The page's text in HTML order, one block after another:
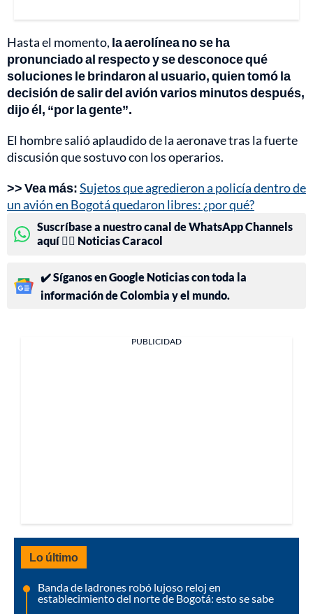
Hasta el momento, la aerolínea no se ha
pronunciado al respecto y se desconoce qué
soluciones le brindaron al usuario, quien tomó la
decisión de salir del avión varios minutos después,
dijo él, “por la gente”.
El hombre salió aplaudido de la aeronave tras la fuerte
discusión que sostuvo con los operarios.
>> Vea más:Sujetos que agredieron a policía dentro de
un avión en Bogotá quedaron libres: ¿por qué?
Suscríbase a nuestro canal de WhatsApp Channels
aquí 👉🏻 Noticias Caracol
✔️ Síganos en Google Noticias con toda la
información de Colombia y el mundo.
PUBLICIDAD
Lo último
Banda de ladrones robó lujoso reloj en
establecimiento del norte de Bogotá: esto se sabe